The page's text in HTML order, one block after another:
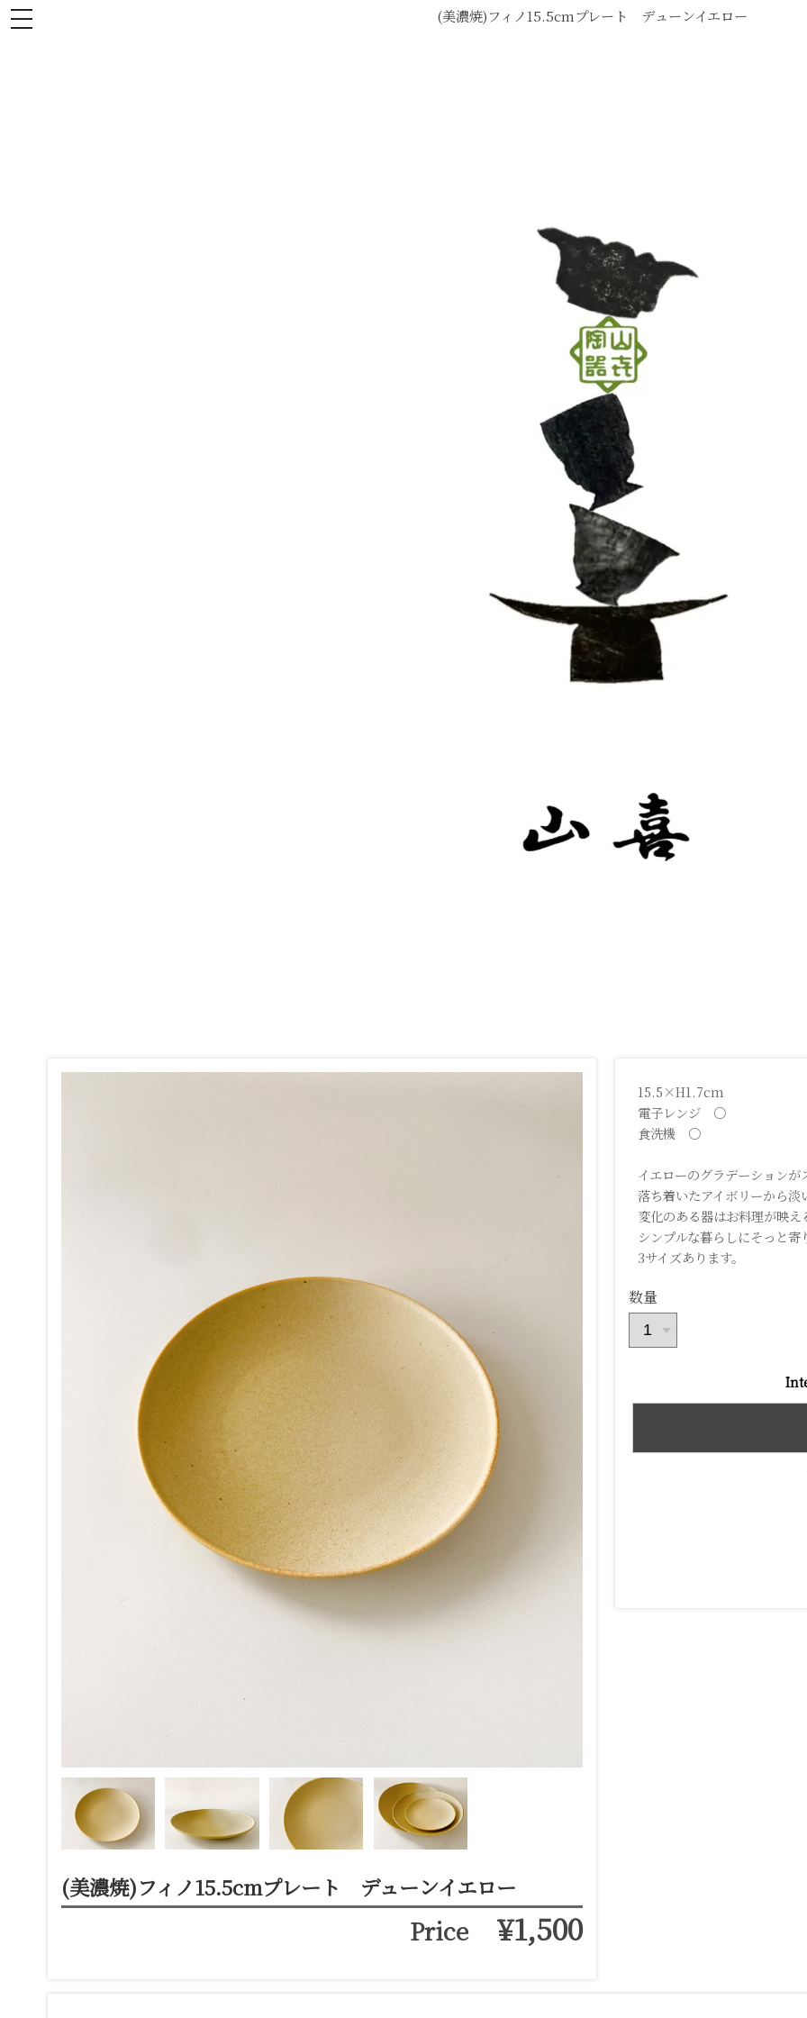
(美濃焼)フィノ15.5cmプレート デューンイエロー
(美濃焼)フィノ15.5cmプレート デューンイエロー
Price¥1,500
15.5×H1.7cm
電子レンジ ○
食洗機 ○
イエローのグラデーションが
落ち着いたアイボリーから淡
変化のある器はお料理が映え
シンプルな暮らしにそっと寄
3サイズあります。
数量